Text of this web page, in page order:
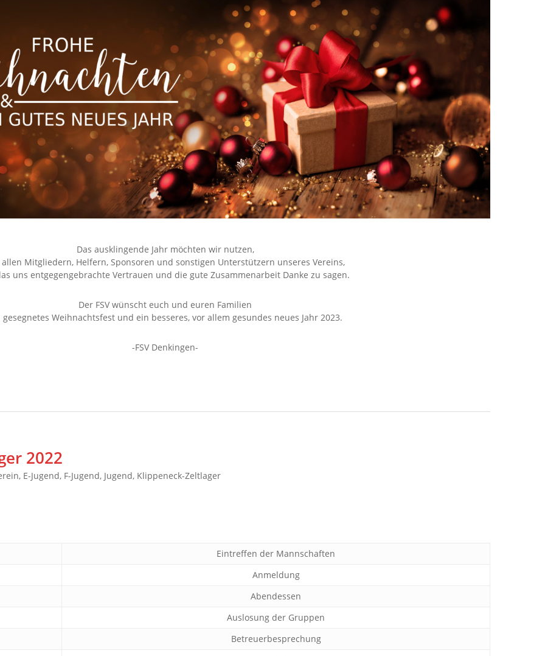
Das ausklingende Jahr möchten wir nutzen,
Mitgliedern, Helfern, Sponsoren und sonstigen Unterstützern unseres Vereins,
uns entgegengebrachte Vertrauen und die gute Zusammenarbeit Danke zu sagen.
Der FSV wünscht euch und euren Familien
gesegnetes Weihnachtsfest und ein besseres, vor allem gesundes neues Jahr 2023.
-FSV Denkingen-
2022
, E-Jugend, F-Jugend, Jugend, Klippeneck-Zeltlager
Eintreffen der Mannschaften
Anmeldung
Abendessen
Auslosung der Gruppen
Betreuerbesprechung